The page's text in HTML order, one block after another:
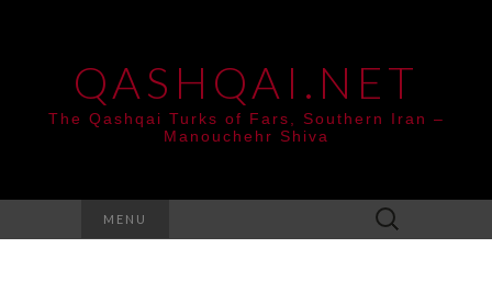
QASHQAI.NET
The Qashqai Turks of Fars, Southern Iran –
Manouchehr Shiva
MENU
Search
for: